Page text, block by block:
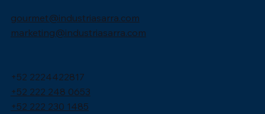
gourmet@industriasarra.com
marketing@industriasarra.com
+52 2224422817
+52 222 248 0653
+52 222 230 1485